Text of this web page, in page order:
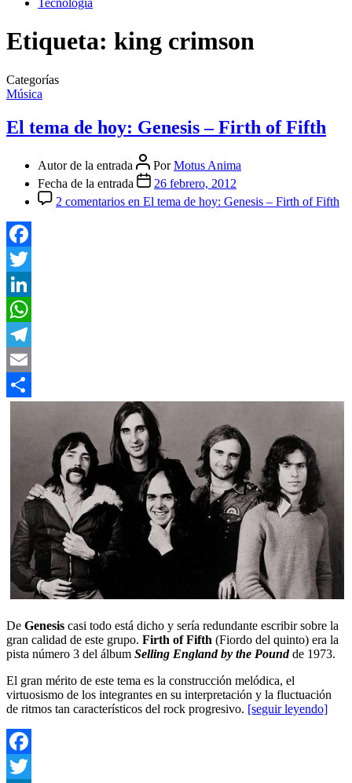
Tecnología
Etiqueta: king crimson
Categorías
Música
El tema de hoy: Genesis – Firth of Fifth
Autor de la entrada PorMotus Anima
Fecha de la entrada
26 febrero, 2012
2 comentarios en El tema de hoy: Genesis – Firth of Fifth
Facebook
Twitter
LinkedIn
WhatsApp
Telegram
Email
De Genesis casi todo está dicho y sería redundante escribir sobre la
gran calidad de este grupo. Firth of Fifth (Fiordo del quinto) era la
pista número 3 del álbum Selling England by the Poundde 1973.
El gran mérito de este tema es la construcción melódica, el
virtuosismo de los integrantes en su interpretación y la fluctuación
de ritmos tan característicos del rock progresivo. [seguir leyendo]
Facebook